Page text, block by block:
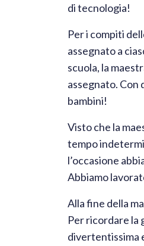
di tecnologia!
​Per i compiti
assegnato a
scuola, la
assegnato.
bambini!
​Visto che la
tempo
l’occasione
Abbiamo
​Alla fine della
Per ricordare la
divertentissima